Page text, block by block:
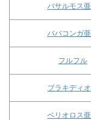
バサルモス
ババコンガ
フルフル
ブラキディ
ベリオロス